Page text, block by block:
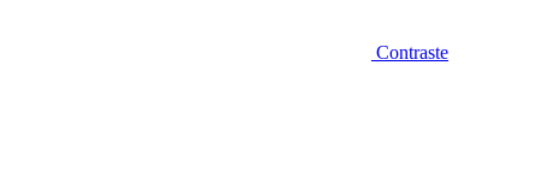
Contraste